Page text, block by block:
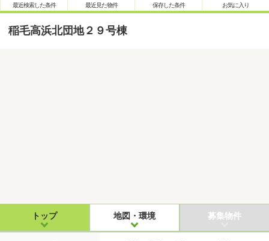
最近検索した条件 最近見た物件 保存した条件 お気に入り
稲毛高浜北団地２９号棟
トップ 地図・環境 募集物件